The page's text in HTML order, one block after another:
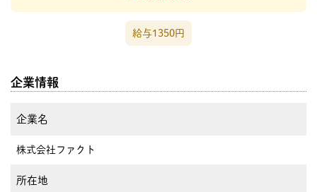
給与1350円
企業情報
企業名
株式会社ファクト
所在地